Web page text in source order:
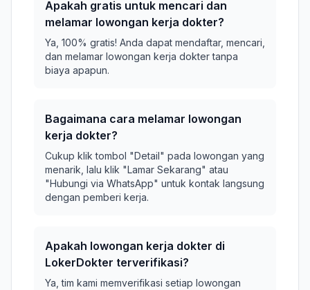
Apakah gratis untuk mencari dan
melamar lowongan kerja dokter?
Ya, 100% gratis! Anda dapat mendaftar, mencari,
dan melamar lowongan kerja dokter tanpa
biaya apapun.
Bagaimana cara melamar lowongan
kerja dokter?
Cukup klik tombol "Detail" pada lowongan yang
menarik, lalu klik "Lamar Sekarang" atau
"Hubungi via WhatsApp" untuk kontak langsung
dengan pemberi kerja.
Apakah lowongan kerja dokter di
LokerDokter terverifikasi?
Ya, tim kami memverifikasi setiap lowongan